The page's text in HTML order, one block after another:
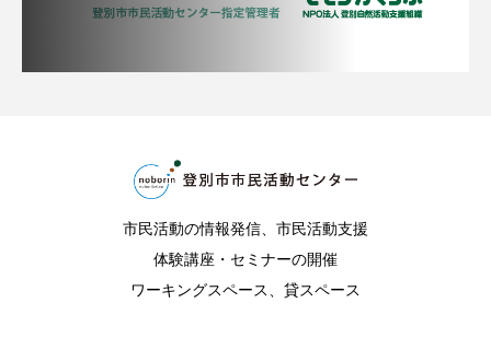
市民活動の情報発信、市民活動支援
体験講座・セミナーの開催
ワーキングスペース、貸スペース